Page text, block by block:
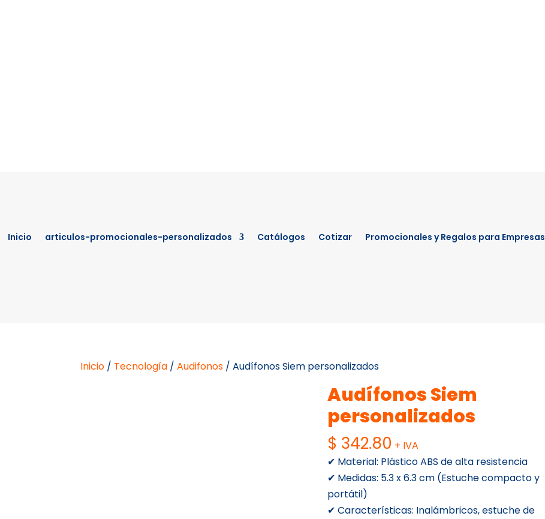
Inicio articulos-promocionales-personalizados Catálogos Cotizar Promocionales y Regalos para Empresas
Inicio / Tecnología /Audifonos / Audífonos Siem personalizados
Audífonos Siem
personalizados
$ 342.80 + IVA
✔ Material: Plástico ABS de alta resistencia
✔ Medidas: 5.3 x 6.3 cm (Estuche compacto y
portátil)
✔ Características: Inalámbricos, estuche de